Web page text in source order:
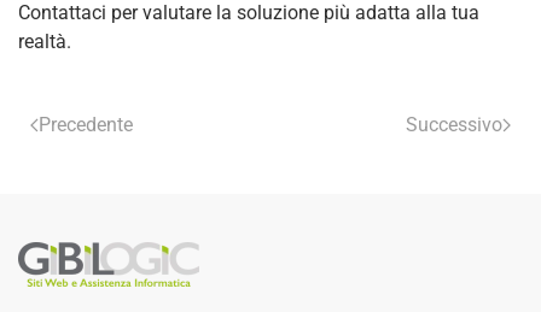
Contattaci per valutare la soluzione più adatta alla tua
realtà.
Precedente Successivo